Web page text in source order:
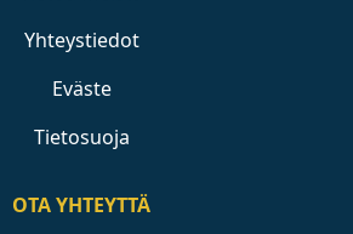
Yhteystiedot
Eväste
Tietosuoja
OTA YHTEYTTÄ